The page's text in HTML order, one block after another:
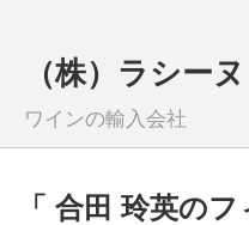
（株）ラシーヌ
ワインの輸入会社
「 合田 玲英の